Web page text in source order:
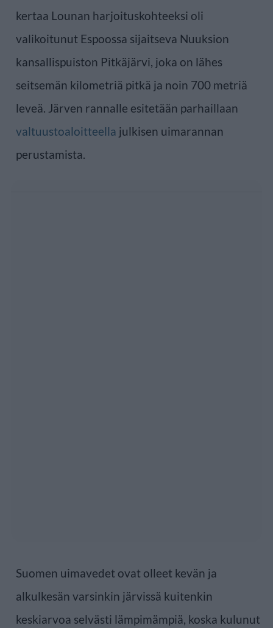
kertaa Lounan harjoituskohteeksi oli
valikoitunut Espoossa sijaitseva Nuuksion
kansallispuiston Pitkäjärvi, joka on lähes
seitsemän kilometriä pitkä ja noin 700 metriä
leveä. Järven rannalle esitetään parhaillaan
valtuustoaloitteella julkisen uimarannan
perustamista.
Suomen uimavedet ovat olleet kevän ja
alkulkesän varsinkin järvissä kuitenkin
keskiarvoa selvästi lämpimämpiä, koska kulunut